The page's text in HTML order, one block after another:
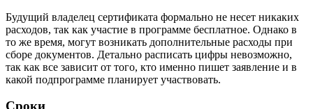
Будущий владелец сертификата формально не несет никаких
расходов, так как участие в программе бесплатное. Однако в
то же время, могут возникать дополнительные расходы при
сборе документов. Детально расписать цифры невозможно,
так как все зависит от того, кто именно пишет заявление и в
какой подпрограмме планирует участвовать.
Сроки